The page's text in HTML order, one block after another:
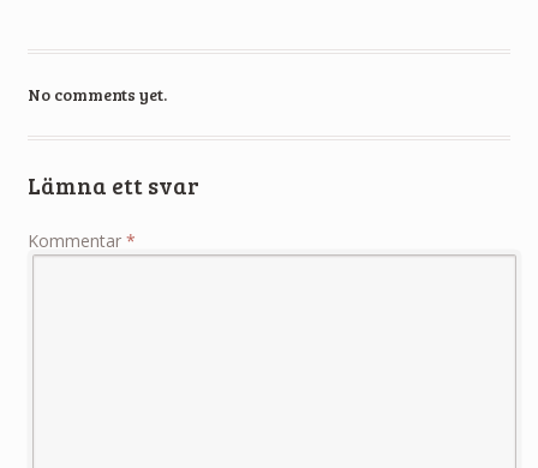
No comments yet.
Lämna ett svar
Kommentar *